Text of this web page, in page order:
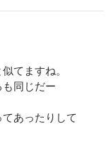
てますね。
同じだー
あったりして